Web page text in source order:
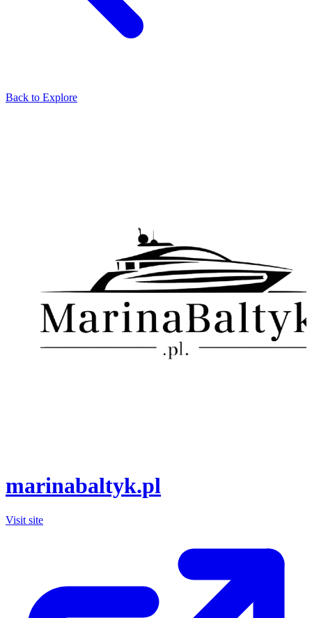
Back to Explore
marinabaltyk.pl
Visit site